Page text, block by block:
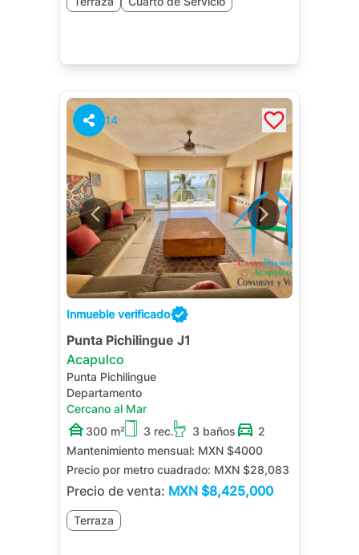
14
Inmueble verificado
Punta Pichilingue J1
Acapulco
Punta Pichilingue
Departamento
Cercano al Mar
300 m²
3 rec. 3 baños
2
Mantenimiento mensual: MXN $4000
Precio por metro cuadrado: MXN $28,083
Precio de venta: MXN $8,425,000
Terraza